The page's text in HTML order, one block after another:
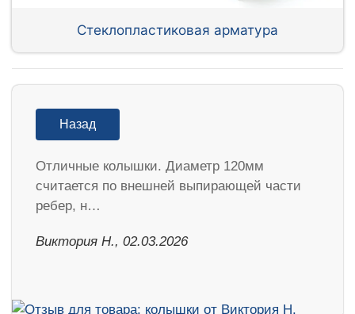
Стеклопластиковая арматура
Назад
Отличные колышки. Диаметр 120мм
считается по внешней выпирающей части
ребер, н…
Виктория Н., 02.03.2026